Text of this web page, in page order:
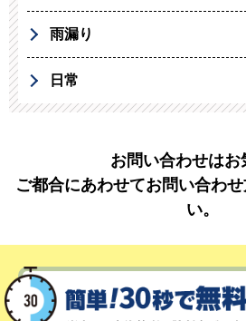
雨漏り
日常
お問い合わせはお
ご都合にあわせてお問い合わ
い。